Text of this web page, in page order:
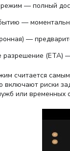
— полный
—
—
разрешение (ETA)
считается
включают риски
или временных